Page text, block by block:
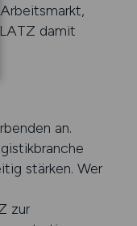
damit
an.
stärken. Wer
zur